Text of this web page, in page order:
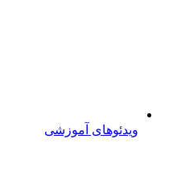
ویدئوهای آموزشی